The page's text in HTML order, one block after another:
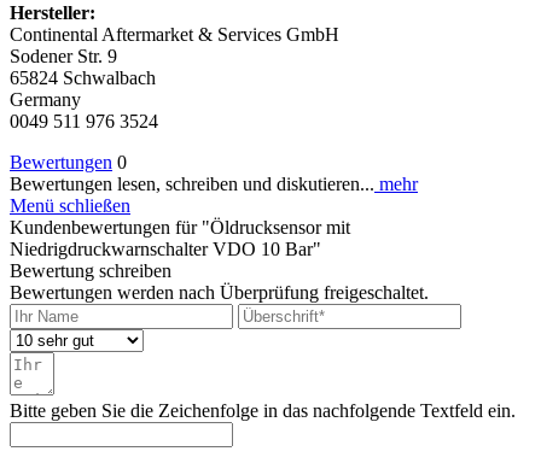
Hersteller:
Continental Aftermarket & Services GmbH
Sodener Str. 9
65824 Schwalbach
Germany
0049 511 976 3524
Bewertungen 0
Bewertungen lesen, schreiben und diskutieren... mehr
Menü schließen
Kundenbewertungen für "Öldrucksensor mit
Niedrigdruckwarnschalter VDO 10 Bar"
Bewertung schreiben
Bewertungen werden nach Überprüfung freigeschaltet.
Bitte geben Sie die Zeichenfolge in das nachfolgende Textfeld ein.